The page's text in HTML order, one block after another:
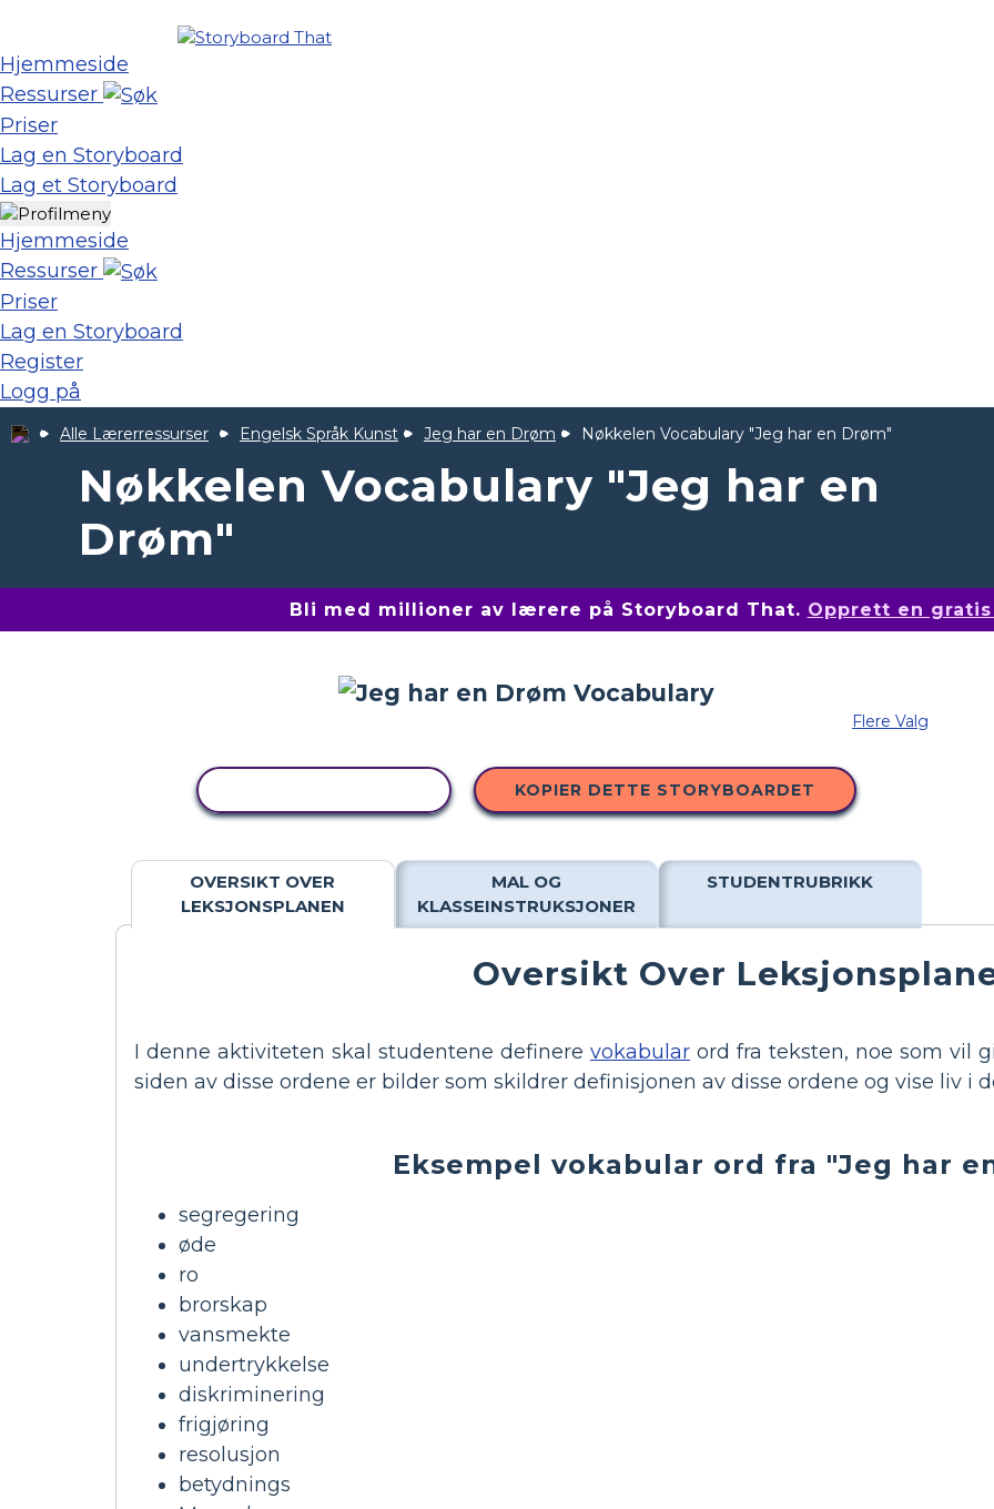
Hjemmeside
Ressurser
Priser
Lag en Storyboard
Lag et Storyboard
Hjemmeside
Ressurser
Priser
Lag en Storyboard
Register
Logg på
Alle Lærerressurser Engelsk Språk Kunst Jeg har en Drøm Nøkkelen Vocabulary "Jeg har en Drøm"
Nøkkelen Vocabulary "Jeg har en
Drøm"
Bli med millioner av lærere på Storyboard That. Opprett en
Flere Valg
KOPIER DETTE STORYBOARDET
OVERSIKT OVER
LEKSJONSPLANEN
MAL OG
KLASSEINSTRUKSJONER
STUDENTRUBRIKK
Oversikt Over
I denne aktiviteten skal studentene definere vokabular ord fra teksten, noe som vil
siden av disse ordene er bilder som skildrer definisjonen av disse ordene og vise liv i
Eksempel vokabular ord fra "Jeg har
segregering
øde
ro
brorskap
vansmekte
undertrykkelse
diskriminering
frigjøring
resolusjon
betydnings